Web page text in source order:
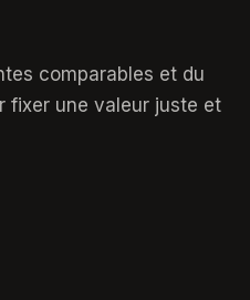
comparables et du
fixer une valeur juste et